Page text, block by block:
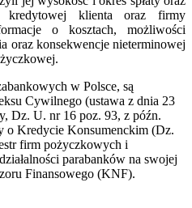
kredytowej klienta oraz firmy
o kosztach, możliwości
oraz konsekwencje nieterminowej
w Polsce, są
Cywilnego (ustawa z dnia 23
Dz. U. nr 16 poz. 93, z późn.
o Kredycie Konsumenckim (Dz.
firm pożyczkowych i
parabanków na swojej
Finansowego (KNF).